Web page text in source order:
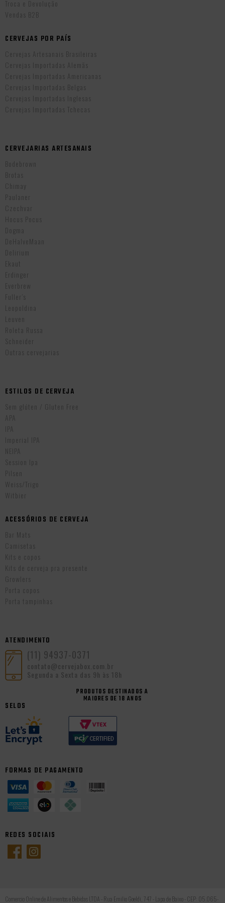
Troca e Devolução
Vendas B2B
CERVEJAS POR PAÍS
Cervejas Artesanais Brasileiras
Cervejas Importadas Alemãs
Cervejas Importadas Americanas
Cervejas Importadas Belgas
Cervejas Importadas Inglesas
Cervejas Importadas Tchecas
CERVEJARIAS ARTESANAIS
Bodebrown
Brotas
Chimay
Paulaner
Czechvar
Hocus Pocus
Dogma
DeHalveMaan
Delirium
Ekaut
Erdinger
Everbrew
Fuller’s
Leopoldina
Leuven
Roleta Russa
Schneider
Outras cervejarias
ESTILOS DE CERVEJA
Sem glúten / Gluten Free
APA
IPA
Imperial IPA
NEIPA
Session Ipa
Pilsen
Weiss/Trigo
Witbier
ACESSÓRIOS DE CERVEJA
Bar Mats
Camisetas
Kits e copos
Kits de cerveja pra presente
Growlers
Porta copos
Porta tampinhas
ATENDIMENTO
(11) 94937-0371
contato@cervejabox.com.br
Segunda a Sexta das 9h às 18h
PRODUTOS DESTINADOS A
MAIORES DE 18 ANOS
SELOS
FORMAS DE PAGAMENTO
REDES SOCIAIS
Comercio Online de Alimentos e Bebidas LTDA - Rua Emilio Goeldi, 747 - Lapa de Baixo - CEP: 05.065-